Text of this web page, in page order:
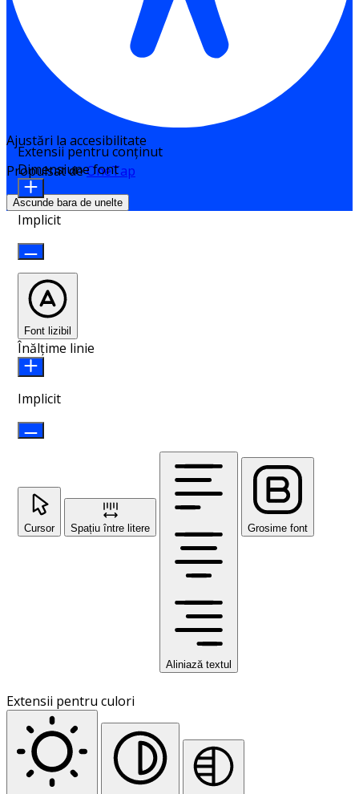
Ajustări la accesibilitate
Propulsat deOneTap
Ascunde bara de unelte
Extensii pentru conținut
Dimensiune font
Implicit
Font lizibil
Înălțime linie
Implicit
Cursor Spațiu între litere
Aliniază textul
Grosime font
Extensii pentru culori